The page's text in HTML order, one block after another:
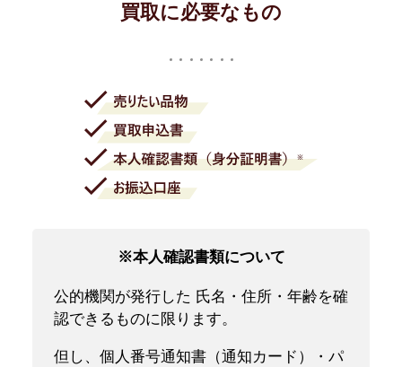
買取に必要なもの
※本人確認書類について
公的機関が発行した 氏名・住所・年齢を確
認できるものに限ります。
但し、個人番号通知書（通知カード）・パ